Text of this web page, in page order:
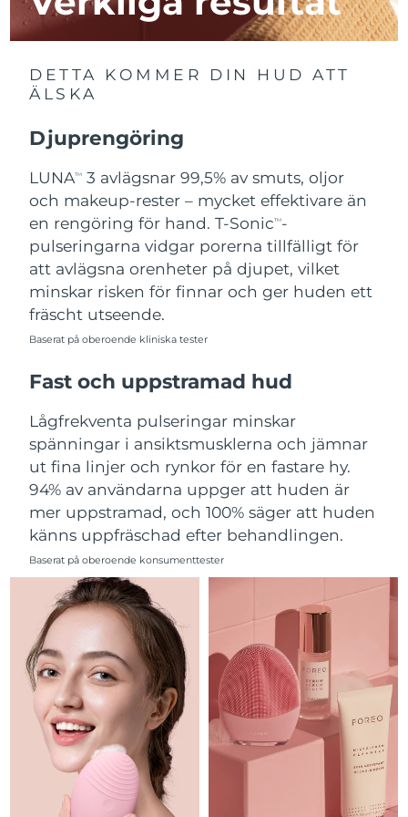
DETTA KOMMER DIN HUD ATT
ÄLSKA
Djuprengöring
LUNATM
3 avlägsnar 99,5% av smuts, oljor
och makeup-rester – mycket effektivare än
en rengöring för hand. T-SonicTM-
pulseringarna vidgar porerna tillfälligt för
att avlägsna orenheter på djupet, vilket
minskar risken för finnar och ger huden ett
fräscht utseende.
Baserat på oberoende kliniska tester
Fast och uppstramad hud
Lågfrekventa pulseringar minskar
spänningar i ansiktsmusklerna och jämnar
ut fina linjer och rynkor för en fastare hy.
94% av användarna uppger att huden är
mer uppstramad, och 100% säger att huden
känns uppfräschad efter behandlingen.
Baserat på oberoende konsumenttester
Macao SAR Förväntad leverans8/12/26
Malaysia Förväntad leverans 8/13/26
Malta
Mexiko Förväntad leverans
Nederländerna Förväntad leverans 8/10/26
Nya Zeeland Förväntad leverans8/10/26
Norge
Oman Förväntad leverans
Filippinerna Förväntad leverans
Polen Förväntad leverans8/11/26
Portugal Förväntad leverans8/10/26
Puerto Rico Förväntad leverans
Qatar Förväntad leverans8/11/26
Réunion Förväntad leverans
Rumänien Förväntad leverans 8/10/26
Ryssland Förväntad leverans 8/18/26
Saudiarabien 8/11/26
Singapore 8/12/26